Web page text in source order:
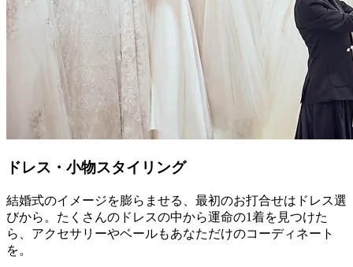
ドレス・小物スタイリング
結婚式のイメージを膨らませる、最初のお打合せはドレス選
びから。たくさんのドレスの中から運命の1着を見つけた
ら、アクセサリーやベールもあなただけのコーディネート
を。